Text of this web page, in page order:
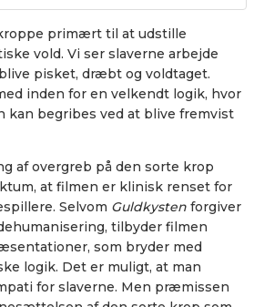
primært til at udstille
vold. Vi ser slaverne arbejde
pisket, dræbt og voldtaget.
inden for en velkendt logik, hvor
kan begribes ved at blive fremvist
af overgreb på den sorte krop
at filmen er klinisk renset for
Selvom Guldkysten forgiver
tilbyder filmen
som bryder med
logik. Det er muligt, at man
for slaverne. Men præmissen